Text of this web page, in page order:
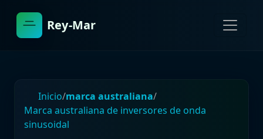
Rey-Mar
Inicio/marca australiana/
Marca australiana de inversores de onda
sinusoidal